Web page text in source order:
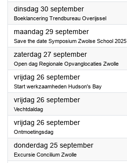
dinsdag 30 september2025
Boeklancering Trendbureau Overijssel
maandag 29 september2025
Save the date Symposium Zwolse School 2025
zaterdag 27 september2025
Open dag Regionale Opvanglocaties Zwolle
vrijdag 26 september2025
Start werkzaamheden Hudson's Bay
vrijdag 26 september2025
Vechtdaldag
vrijdag 26 september2025
Ontmoetingsdag
donderdag 25 september2025
Excursie Concilium Zwolle